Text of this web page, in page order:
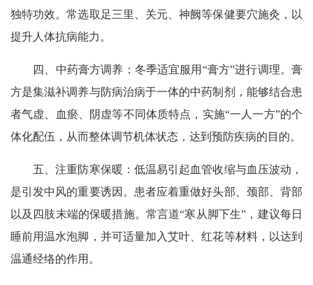
独特功效。常选取足三里、关元、神阙等保健要穴施灸，以
提升人体抗病能力。
四、中药膏方调养：冬季适宜服用“膏方”进行调理。膏
方是集滋补调养与防病治病于一体的中药制剂，能够结合患
者气虚、血瘀、阴虚等不同体质特点，实施“一人一方”的个
体化配伍，从而整体调节机体状态，达到预防疾病的目的。
五、注重防寒保暖：低温易引起血管收缩与血压波动，
是引发中风的重要诱因。患者应着重做好头部、颈部、背部
以及四肢末端的保暖措施。常言道“寒从脚下生”，建议每日
睡前用温水泡脚，并可适量加入艾叶、红花等材料，以达到
温通经络的作用。